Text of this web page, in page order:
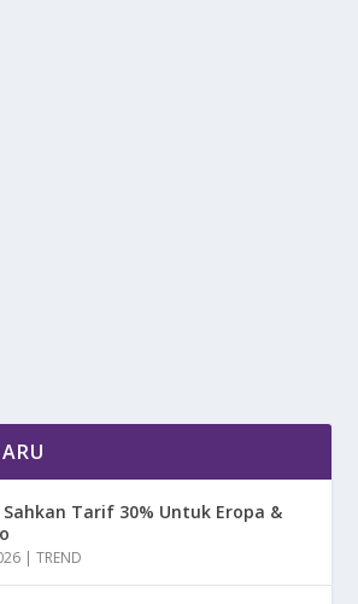
Tarif 30% Untuk Eropa &
|TREND